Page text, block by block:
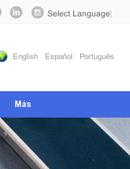
Select Language
English Español Português
Más